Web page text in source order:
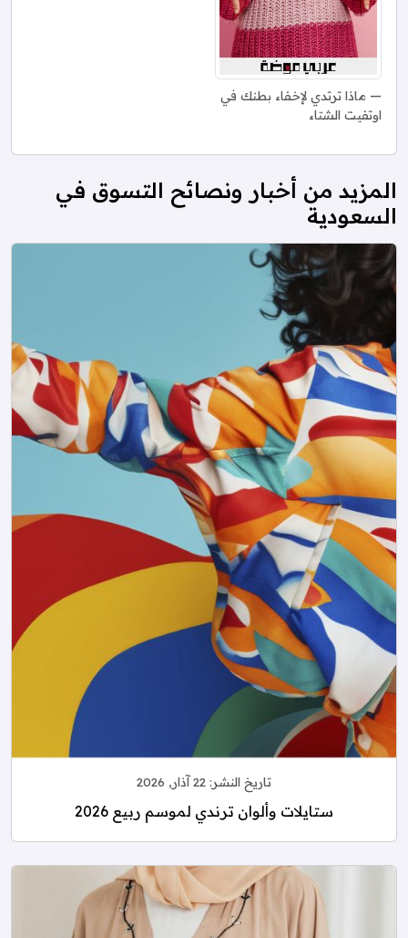
ماذا ترتدي لإخفاء بطنك في
اوتفيت الشتاء
المزيد من أخبار ونصائح التسوق في
السعودية
تاريخ النشر: 22 آذار, 2026
ستايلات وألوان ترندي لموسم ربيع 2026